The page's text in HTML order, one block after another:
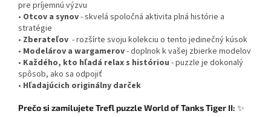
pre príjemnú výzvu
• Otcov a synov- skvelá spoločná aktivita plná histórie a
stratégie
• Zberateľov - rozšírte svoju kolekciu o tento jedinečný kúsok
• Modelárov a wargamerov- doplnok k vašej zbierke modelov
• Každého, kto hľadá relax s históriou - puzzle je dokonalý
spôsob, ako sa odpojiť
• Hľadajúcich originálny darček
Prečo si zamilujete Trefl puzzle World of Tanks Tiger II: ✨